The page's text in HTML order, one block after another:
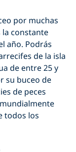
por muchas
la constante
año. Podrás
de la isla
de entre 25 y
su buceo de
de peces
todos los